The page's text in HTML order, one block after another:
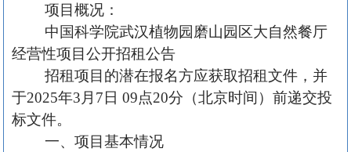
项目概况：
中国科学院武汉植物园磨山园区大自然餐厅
经营性项目公开招租公告
招租项目的潜在报名方应获取招租文件，并
于2025年3 月 7日 09点20分（北京时间）前递交投
标文件。
一、项目基本情况